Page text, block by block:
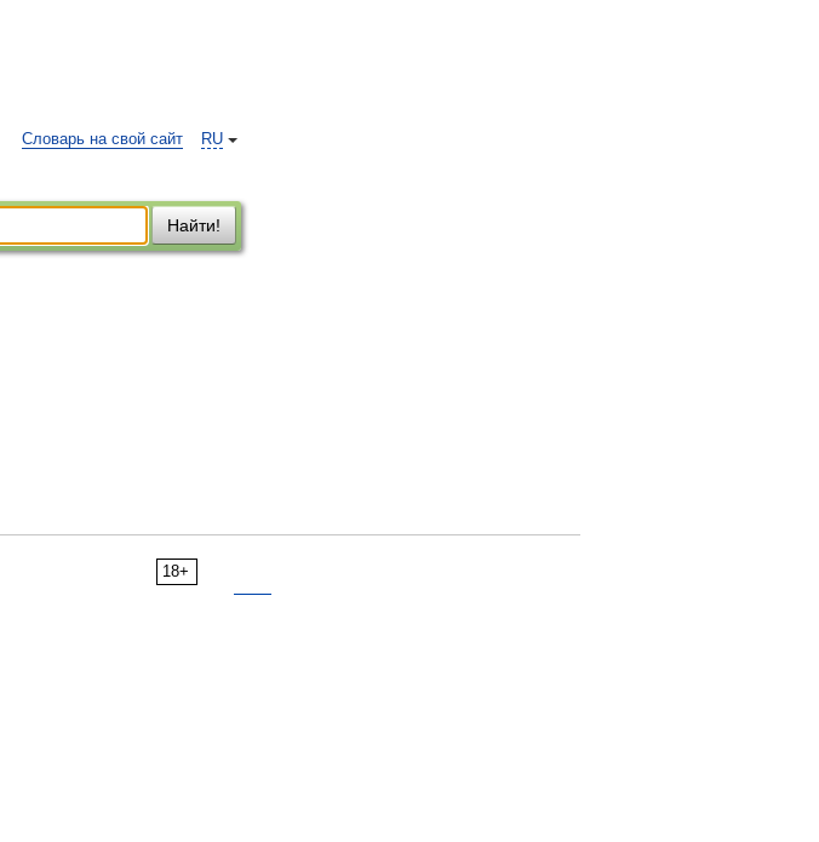
RU
Словарь на свой сайт
Найти!
18+